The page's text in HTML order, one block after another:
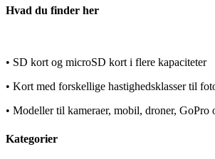
Hvad du finder her
• SD kort og microSD kort i flere kapaciteter
• Kort med forskellige hastighedsklasser til
• Modeller til kameraer, mobil, droner, GoPro
Kategorier